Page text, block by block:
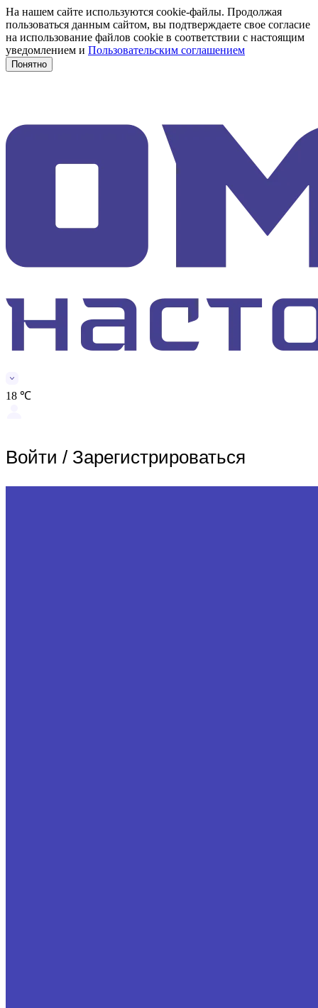
На нашем сайте используются cookie-файлы. Продолжая
пользоваться данным сайтом, вы подтверждаете свое согласие
на использование файлов cookie в соответствии с настоящим
уведомлением и Пользовательским соглашением
Понятно
18 ℃
Войти / Зарегистрироваться